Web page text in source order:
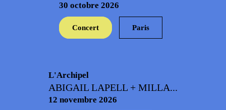
30 octobre 2026
Concert Paris
L'Archipel
ABIGAIL LAPELL + MILLA...
12 novembre 2026